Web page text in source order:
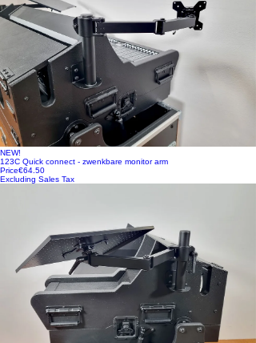
NEW!
123C Quick connect - zwenkbare monitor arm
Price€64.50
Excluding Sales Tax